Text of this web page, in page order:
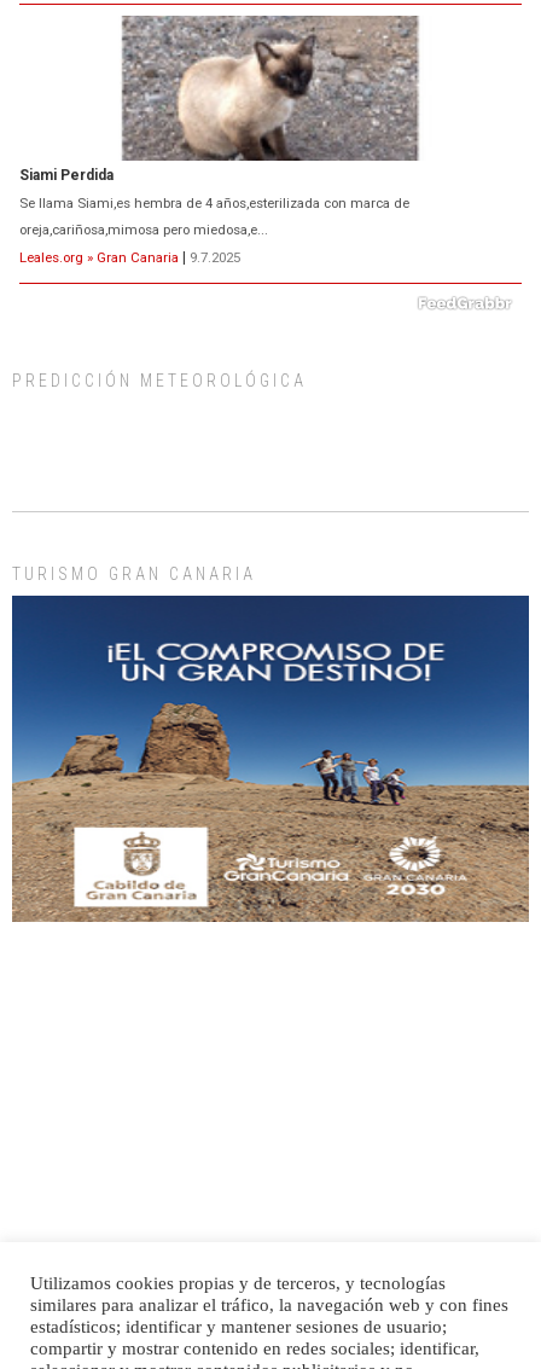
Siami Perdida
Se llama Siami,es hembra de 4 años,esterilizada con marca de
oreja,cariñosa,mimosa pero miedosa,e...
Leales.org » Gran Canaria | 9.7.2025
días, ella incluida...
Gato manso encontrado
Este gato macho ha aparecido en la calle hace menos de un mes, es muy
manso y extremadamente cari...
Leales.org » Gran Canaria | 9.7.2025
SHIBA PERDIDO AVDA JOSE MESA Y LOPEZ
PERRO MACHO RAZA SHIBA CON MICROCHIP PERDIDO HOY 06/07/2025 ZONA
MESA Y LOPEZ. ES MUY ASUSTADIZO
PREDICCIÓN METEOROLÓGICA
TURISMO GRAN CANARIA
Inicio Publicidad
Política de privacidad
Aviso Legal
Cláusula de Cookies
Utilizamos cookies propias y de terceros, y tecnologías
similares para analizar el tráfico, la navegación web y con fines
estadísticos; identificar y mantener sesiones de usuario;
compartir y mostrar contenido en redes sociales; identificar,